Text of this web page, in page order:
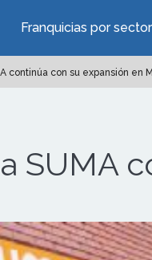
Franquicias por sector
continúa con su expansión en
SUMA